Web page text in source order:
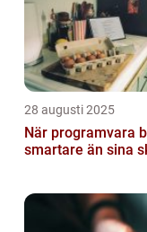
28 augusti 2025
När programvara
smartare än sina